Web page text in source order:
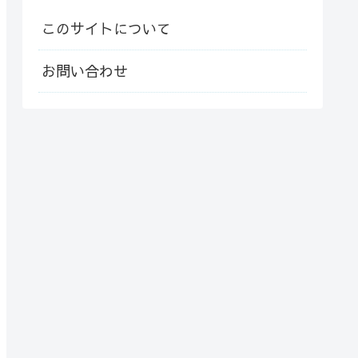
このサイトについて
お問い合わせ